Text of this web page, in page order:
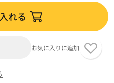
れる
お気に入りに追加